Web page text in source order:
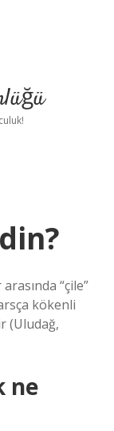
“çile”
kökenli
(Uludağ,
ne